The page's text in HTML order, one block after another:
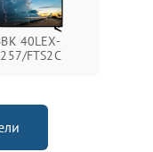
40LEX-
FTS2C